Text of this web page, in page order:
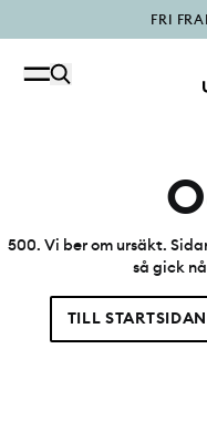
FRI
500. Vi ber om ursäkt.
så gick
TILL STARTSIDAN